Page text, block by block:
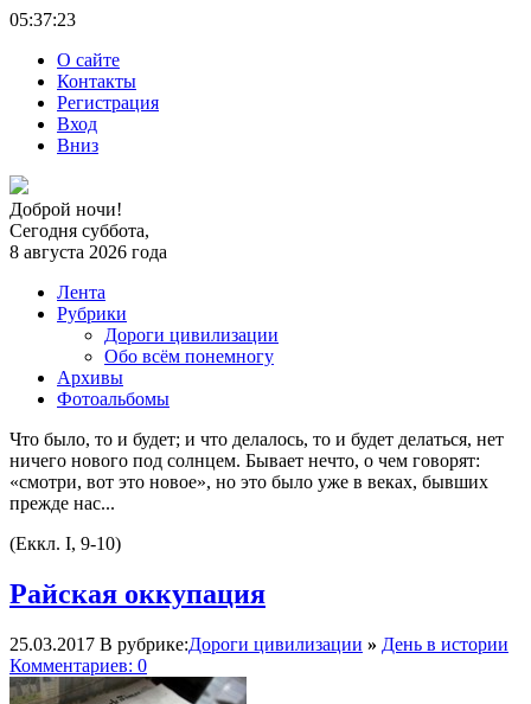
05:37:23
О сайте
Контакты
Регистрация
Вход
Вниз
Доброй ночи!
Сегодня суббота,
8 августа 2026 года
Лента
Рубрики
Дороги цивилизации
Обо всём понемногу
Архивы
Фотоальбомы
Что было, то и будет; и что делалось, то и будет делаться, нет
ничего нового под солнцем. Бывает нечто, о чем говорят:
«смотри, вот это новое», но это было уже в веках, бывших
прежде нас...
(Еккл. I, 9-10)
Райская оккупация
25.03.2017 В рубрике:Дороги цивилизации » День в истории
Комментариев: 0